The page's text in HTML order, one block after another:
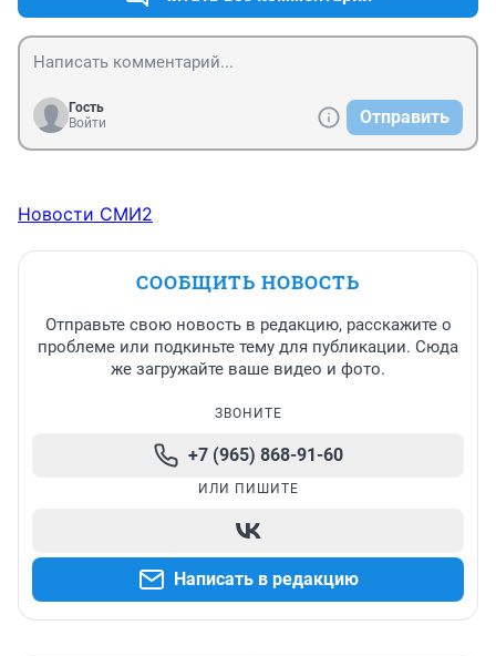
Гость
Войти
Отправить
Новости СМИ2
СООБЩИТЬ НОВОСТЬ
Отправьте свою новость в редакцию, расскажите о
проблеме или подкиньте тему для публикации. Сюда
же загружайте ваше видео и фото.
ЗВОНИТЕ
+7 (965) 868-91-60
ИЛИ ПИШИТЕ
Написать в редакцию